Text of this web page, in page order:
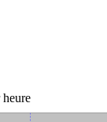
heure